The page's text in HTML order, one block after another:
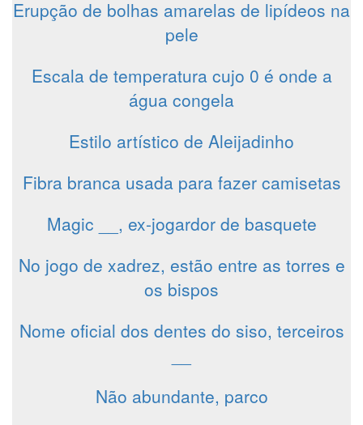
Erupção de bolhas amarelas de lipídeos na
pele
Escala de temperatura cujo 0 é onde a
água congela
Estilo artístico de Aleijadinho
Fibra branca usada para fazer camisetas
Magic __, ex-jogardor de basquete
No jogo de xadrez, estão entre as torres e
os bispos
Nome oficial dos dentes do siso, terceiros
Não abundante, parco